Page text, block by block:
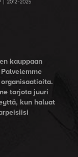
kauppaan
tarjota juuri
kun haluat